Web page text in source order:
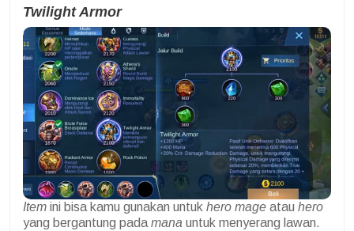
Twilight Armor
Item ini bisa kamu gunakan untuk hero mage atau hero
yang bergantung pada mana untuk menyerang lawan.